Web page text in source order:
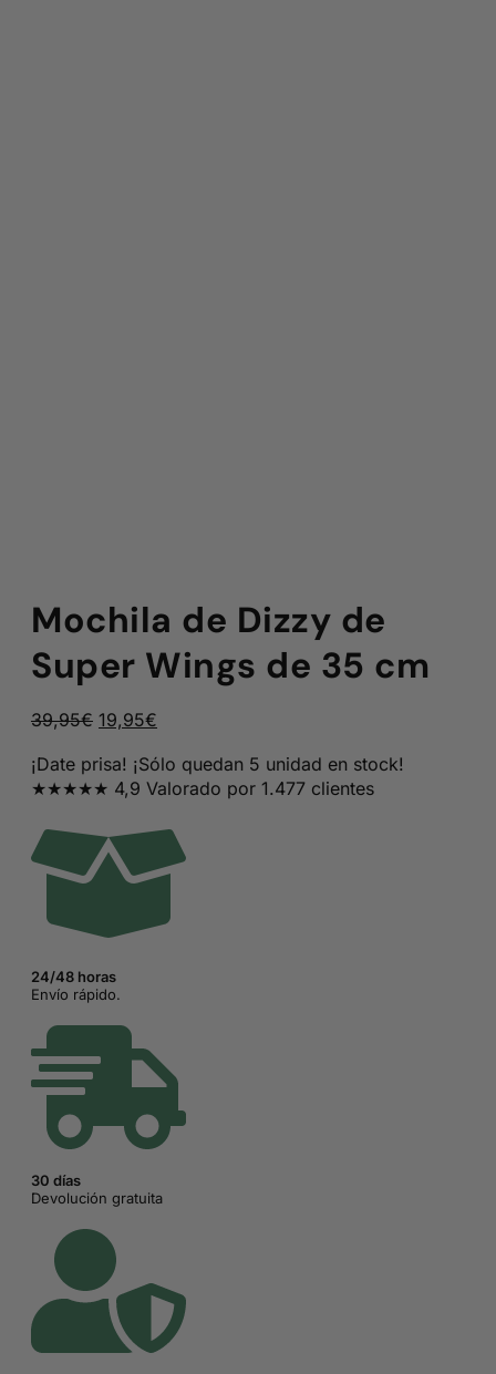
Mochila de Dizzy de
Super Wings de 35 cm
39,95€ El
original
era:
39,95€.
19,95€
actual
es:
19,95€.
¡Date prisa! ¡Sólo quedan 5 unidad en stock!
★★★★★ 4,9 Valorado por 1.477 clientes
24/48 horas
Envío rápido.
30 días
Devolución gratuita